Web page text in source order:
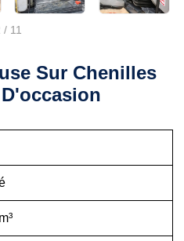
/ 11
Sur Chenilles